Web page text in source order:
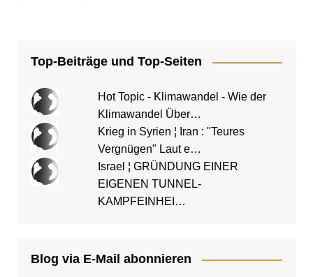
Top-Beiträge und Top-Seiten
Hot Topic - Klimawandel - Wie der
Klimawandel Über…
Krieg in Syrien ¦ Iran : "Teures
Vergnügen" Laut e…
Israel ¦ GRÜNDUNG EINER
EIGENEN TUNNEL-
KAMPFEINHEI…
Blog via E-Mail abonnieren